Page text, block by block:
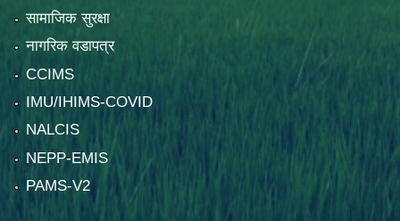
सामाजिक सुरक्षा
नागरिक वडापत्र
CCIMS
IMU/IHIMS-COVID
NALCIS
NEPP-EMIS
PAMS-V2